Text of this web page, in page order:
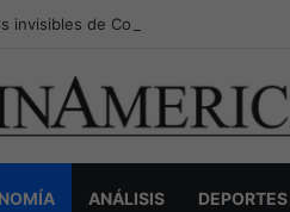
invisibles de Colombia: la guerra
ANÁLISIS DEPORTES